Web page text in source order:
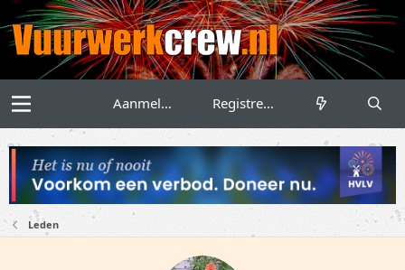
Aanmelden Registreren
Leden